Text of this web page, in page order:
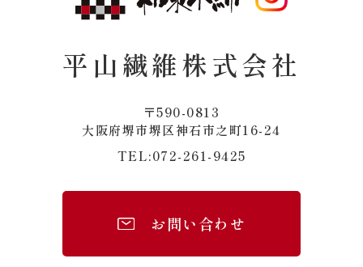
平山繊維株式会社
〒590-0813
​​​​​​​大阪府堺市堺区神石市之町16-24
TEL:072-261-9425
お問い合わせ